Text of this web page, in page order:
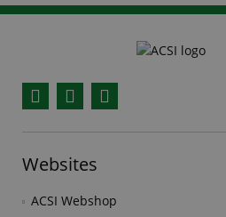
Websites
ACSI Webshop